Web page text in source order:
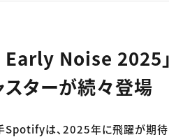
Early Noise 2025
スターが続々登場
Spotifyは、2025年に飛躍が期待